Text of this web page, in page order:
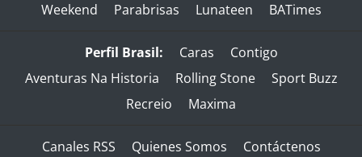
Weekend
Parabrisas Lunateen BATimes
Perfil Brasil: Caras
Contigo
Aventuras Na Historia
Rolling Stone
Sport Buzz
Recreio
Maxima
Canales RSS Quienes Somos
Contáctenos